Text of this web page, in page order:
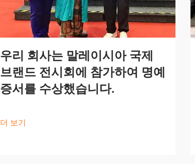
우리 회사는 말레이시아 국제
브랜드 전시회에 참가하여 명예
증서를 수상했습니다.
더 보기